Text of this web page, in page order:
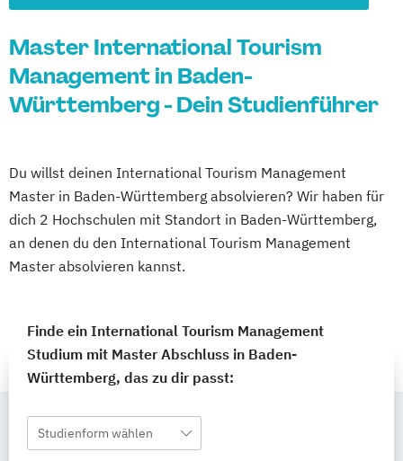
Master International Tourism
Management in Baden-
Württemberg - Dein Studienführer
Du willst deinen International Tourism Management
Master in Baden-Württemberg absolvieren? Wir haben für
dich 2 Hochschulen mit Standort in Baden-Württemberg,
an denen du den International Tourism Management
Master absolvieren kannst.
Finde ein International Tourism Management
Studium mit Master Abschluss in Baden-
Württemberg, das zu dir passt:
Studienform wählen